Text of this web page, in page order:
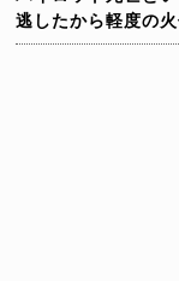
逃したから軽度の